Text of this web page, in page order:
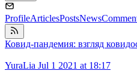
ProfileArticlesPostsNews
Ковид-пандемия: взгляд
YuraLia Jul 1 2021 at 18:17